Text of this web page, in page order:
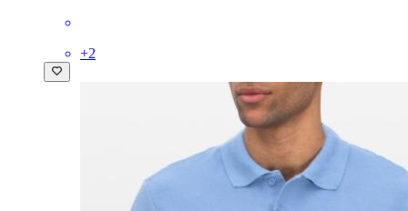
+2